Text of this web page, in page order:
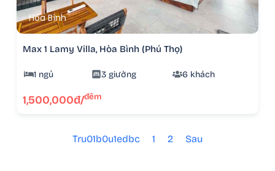
Hòa Bình
Max 1 Lamy Villa, Hòa Bình (Phú Thọ)
1 ngủ 3 giường 6 khách
1,500,000đ/đêm
Tru01b0u1edbc 1 2 Sau